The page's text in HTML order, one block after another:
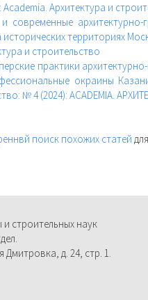
Архитектура и
современные
территориях
и строительство
практики
окраины
№ 4 (2024): ACADEMIA.
поиск похожих статей
строительных наук
д. 24, стр. 1.